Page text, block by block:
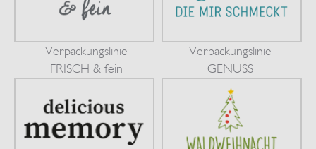
Verpackungslinie
FRISCH & fein
Verpackungslinie
GENUSS